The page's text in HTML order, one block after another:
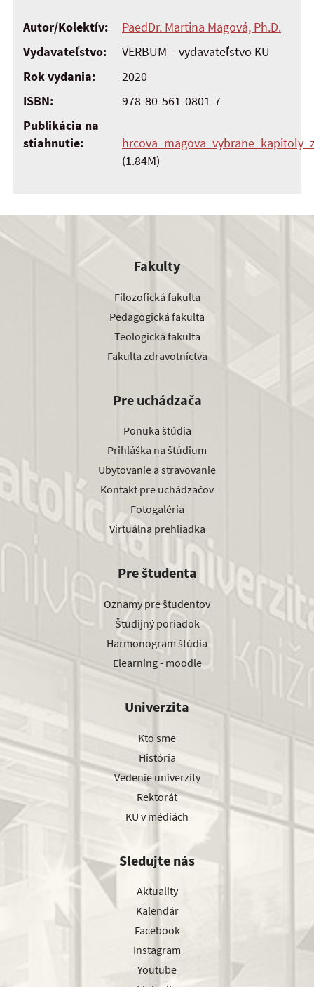
Autor/Kolektív:
PaedDr. Martina Magová, Ph.D.
Vydavateľstvo:
VERBUM – vydavateľstvo KU
Rok vydania:
2020
ISBN:
978-80-561-0801-7
Publikácia na
stiahnutie:
(1.84M)
Fakulty
Filozofická fakulta
Pedagogická fakulta
Teologická fakulta
Fakulta zdravotníctva
Pre uchádzača
Ponuka štúdia
Prihláška na štúdium
Ubytovanie a stravovanie
Kontakt pre uchádzačov
Fotogaléria
Virtuálna prehliadka
Pre študenta
Oznamy pre študentov
Študijný poriadok
Harmonogram štúdia
Elearning - moodle
Univerzita
Kto sme
História
Vedenie univerzity
Rektorát
KU v médiách
Sledujte nás
Aktuality
Kalendár
Facebook
Instagram
Youtube